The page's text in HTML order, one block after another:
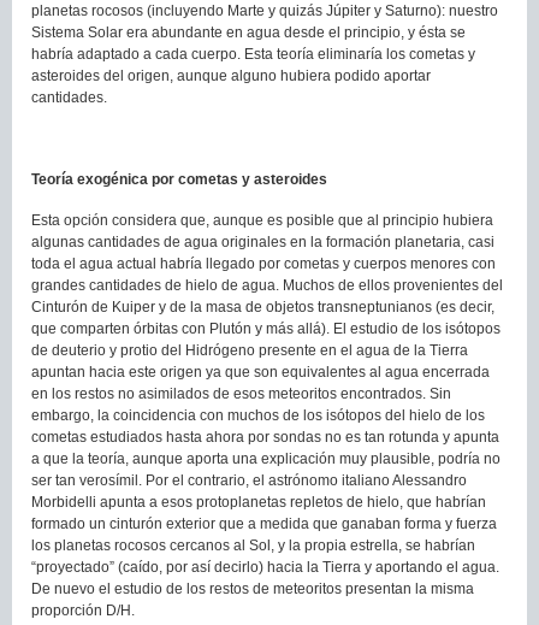
planetas rocosos (incluyendo Marte y quizás Júpiter y Saturno): nuestro
Sistema Solar era abundante en agua desde el principio, y ésta se
habría adaptado a cada cuerpo. Esta teoría eliminaría los cometas y
asteroides del origen, aunque alguno hubiera podido aportar
cantidades.
Teoría exogénica por cometas y asteroides
Esta opción considera que, aunque es posible que al principio hubiera
algunas cantidades de agua originales en la formación planetaria, casi
toda el agua actual habría llegado por cometas y cuerpos menores con
grandes cantidades de hielo de agua. Muchos de ellos provenientes del
Cinturón de Kuiper y de la masa de objetos transneptunianos (es decir,
que comparten órbitas con Plutón y más allá). El estudio de los isótopos
de deuterio y protio del Hidrógeno presente en el agua de la Tierra
apuntan hacia este origen ya que son equivalentes al agua encerrada
en los restos no asimilados de esos meteoritos encontrados. Sin
embargo, la coincidencia con muchos de los isótopos del hielo de los
cometas estudiados hasta ahora por sondas no es tan rotunda y apunta
a que la teoría, aunque aporta una explicación muy plausible, podría no
ser tan verosímil. Por el contrario, el astrónomo italiano Alessandro
Morbidelli apunta a esos protoplanetas repletos de hielo, que habrían
formado un cinturón exterior que a medida que ganaban forma y fuerza
los planetas rocosos cercanos al Sol, y la propia estrella, se habrían
“proyectado” (caído, por así decirlo) hacia la Tierra y aportando el agua.
De nuevo el estudio de los restos de meteoritos presentan la misma
proporción D/H.